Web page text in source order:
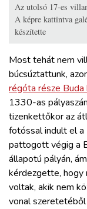
Az utolsó 17-es
A képre kattintva
készítette
Most tehát nem
búcsúztattunk,
régóta része
1330-as
tizenkettőkor az
fotóssal indult el a
pattogott végig a
állapotú pályán,
kérdezgette, hogy
voltak, akik nem
vonal